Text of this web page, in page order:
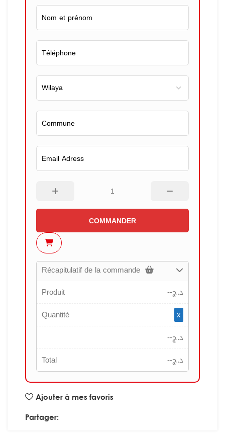
COMMANDER
Récapitulatif de la commande
Produit
--د.ج
Quantité
x
--د.ج
Total
--د.ج
Ajouter à mes favoris
Partager: